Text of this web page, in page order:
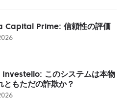
Capital Prime: 信頼性の評価
このシステムは本物
ともただの詐欺か？